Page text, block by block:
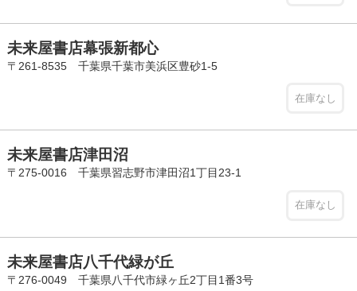
未来屋書店幕張新都心
〒261-8535 千葉県千葉市美浜区豊砂1-5
在庫なし
未来屋書店津田沼
〒275-0016 千葉県習志野市津田沼1丁目23-1
在庫なし
未来屋書店八千代緑が丘
〒276-0049 千葉県八千代市緑ヶ丘2丁目1番3号